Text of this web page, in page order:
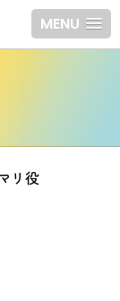
MENU
リ役